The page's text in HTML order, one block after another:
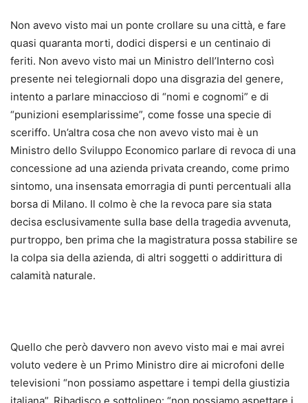
Non avevo visto mai un ponte crollare su una città, e fare
quasi quaranta morti, dodici dispersi e un centinaio di
feriti. Non avevo visto mai un Ministro dell’Interno così
presente nei telegiornali dopo una disgrazia del genere,
intento a parlare minaccioso di “nomi e cognomi” e di
“punizioni esemplarissime”, come fosse una specie di
sceriffo. Un’altra cosa che non avevo visto mai è un
Ministro dello Sviluppo Economico parlare di revoca di una
concessione ad una azienda privata creando, come primo
sintomo, una insensata emorragia di punti percentuali alla
borsa di Milano. Il colmo è che la revoca pare sia stata
decisa esclusivamente sulla base della tragedia avvenuta,
purtroppo, ben prima che la magistratura possa stabilire se
la colpa sia della azienda, di altri soggetti o addirittura di
calamità naturale.
Quello che però davvero non avevo visto mai e mai avrei
voluto vedere è un Primo Ministro dire ai microfoni delle
televisioni “non possiamo aspettare i tempi della giustizia